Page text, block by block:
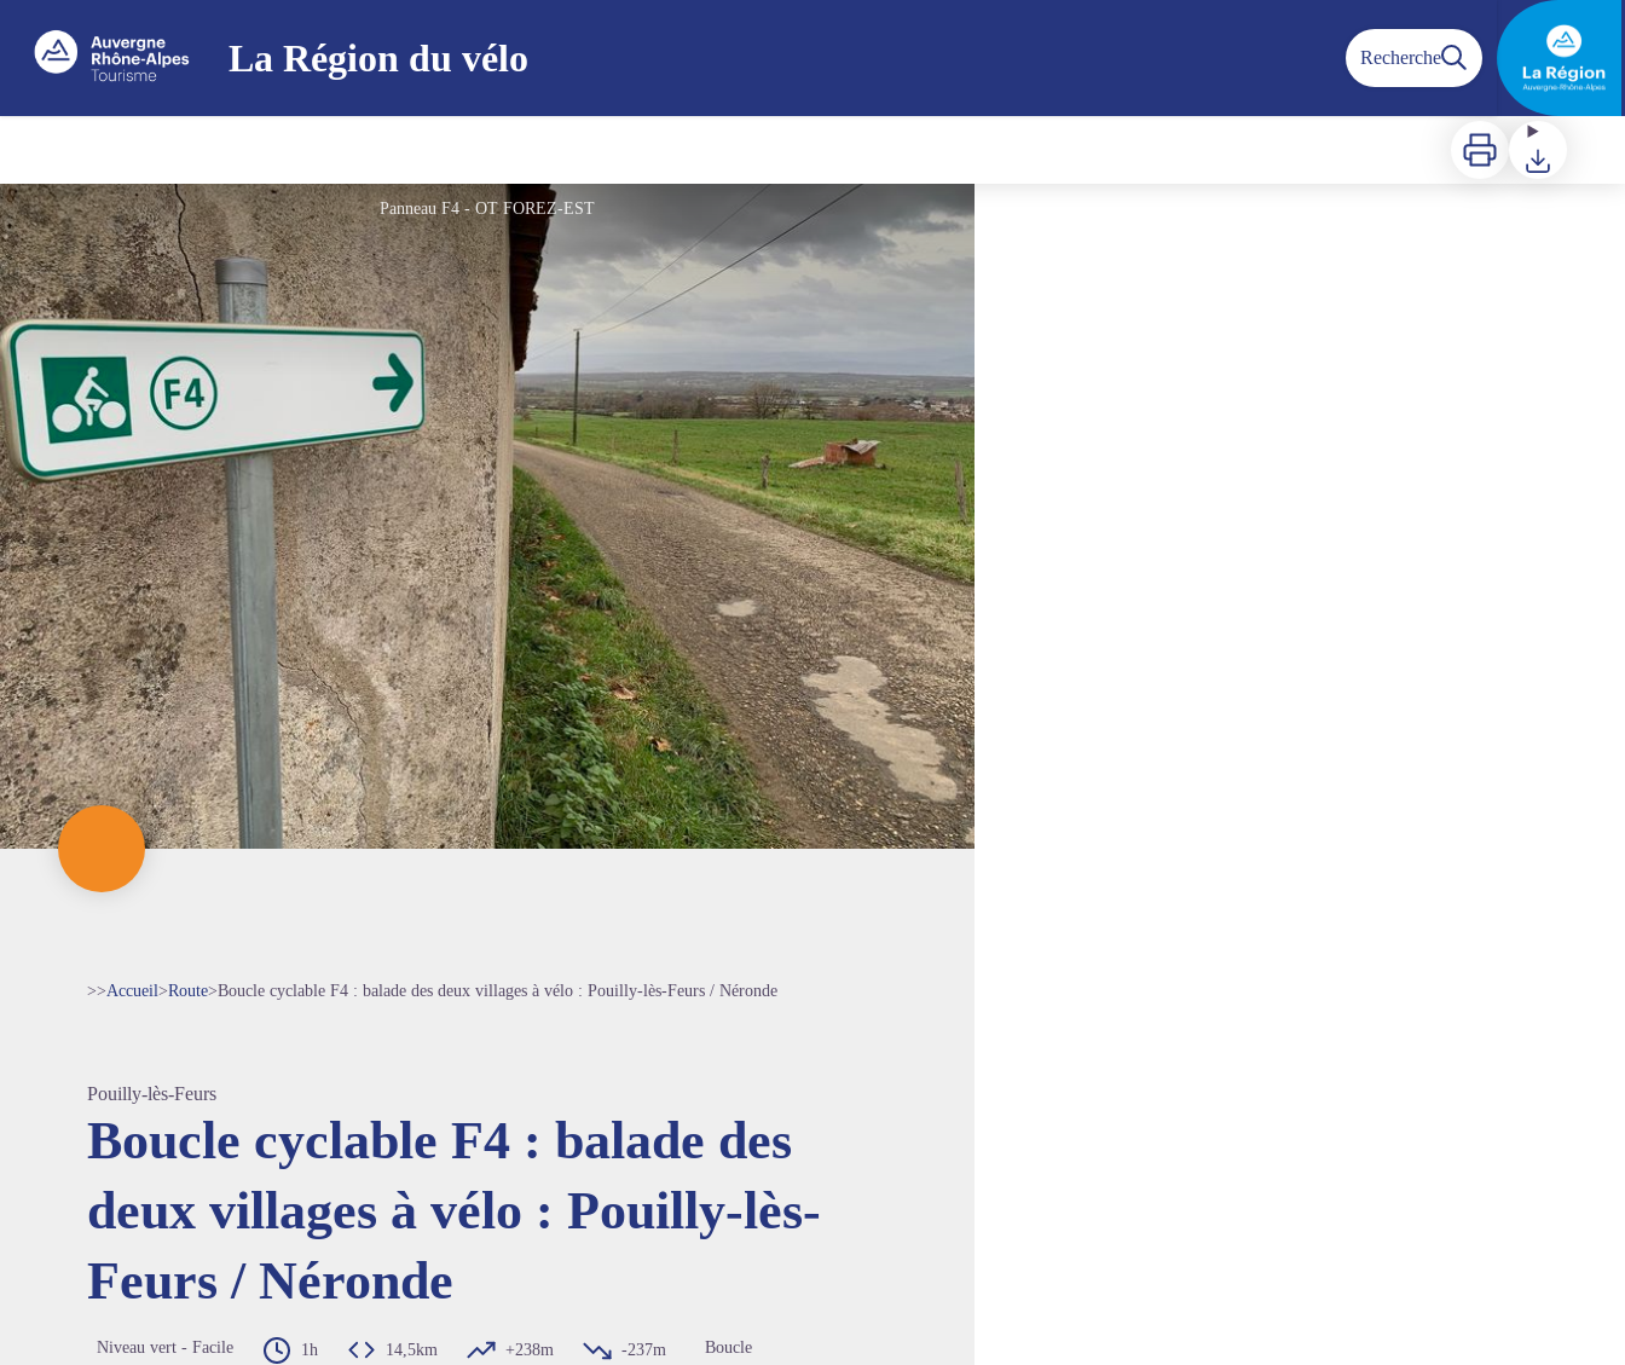
La Région du vélo Recherche
Imprimer Télécharger
Panneau F4 - OT FOREZ-EST
Voir l'image en plein écran
>>Accueil>Route>Boucle cyclable F4 : balade des deux villages à vélo : Pouilly-lès-Feurs / Néronde
Pouilly-lès-Feurs
Boucle cyclable F4 : balade des
deux villages à vélo : Pouilly-lès-
Feurs / Néronde
Niveau vert - Facile 1h 14,5km +238m -237m
Boucle